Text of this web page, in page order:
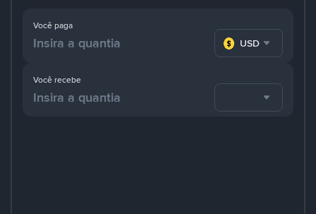
Você paga
USD
Você recebe